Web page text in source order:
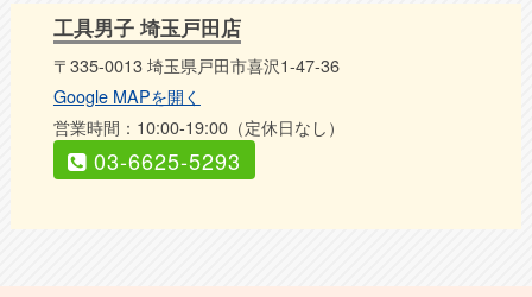
工具男子 埼玉戸田店
〒335-0013 埼玉県戸田市喜沢1-47-36
Google MAPを開く
営業時間：10:00-19:00（定休日なし）
03-6625-5293